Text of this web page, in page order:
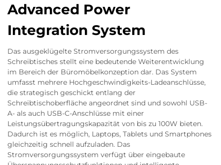
Advanced Power
Integration System
Das ausgeklügelte Stromversorgungssystem des
Schreibtisches stellt eine bedeutende Weiterentwicklung
im Bereich der Büromöbelkonzeption dar. Das System
umfasst mehrere Hochgeschwindigkeits-Ladeanschlüsse,
die strategisch geschickt entlang der
Schreibtischoberfläche angeordnet sind und sowohl USB-
A- als auch USB-C-Anschlüsse mit einer
Leistungsübertragungskapazität von bis zu 100W bieten.
Dadurch ist es möglich, Laptops, Tablets und Smartphones
gleichzeitig schnell aufzuladen. Das
Stromversorgungssystem verfügt über eingebaute